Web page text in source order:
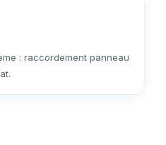
: raccordement panneau